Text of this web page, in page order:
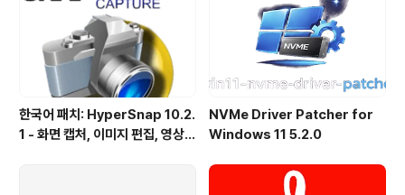
한국어 패치: HyperSnap 10.2.
1 - 화면 캡처, 이미지 편집, 영상
NVMe Driver Patcher for
Windows 11 5.2.0